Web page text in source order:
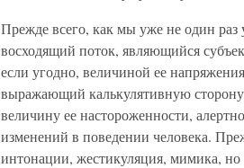
Прежде всего, как мы уже не один
восходящий поток, являющийся
если угодно, величиной ее
выражающий калькулятивную
величину ее настороженности,
изменений в поведении человека.
интонации, жестикуляция, мимика, но